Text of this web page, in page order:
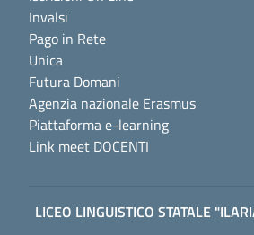
Invalsi
Pago in Rete
Unica
Futura Domani
Agenzia nazionale Erasmus
Piattaforma e-learning
Link meet DOCENTI
LICEO LINGUISTICO STATALE